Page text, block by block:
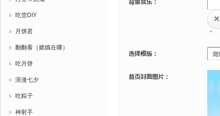
吃货DIY
月饼君
翻翻看（嫦娥在哪）
吃月饼
浪漫七夕
吃粽子
神射手